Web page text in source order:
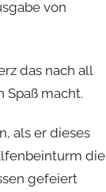
von
das nach all
Spaß macht.
als er dieses
die
gefeiert